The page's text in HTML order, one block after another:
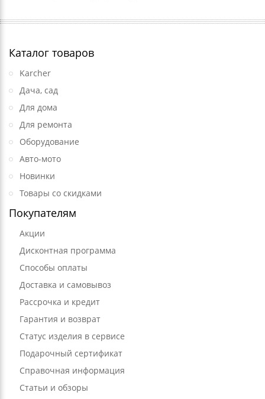
Каталог товаров
Karcher
Дача, сад
Для дома
Для ремонта
Оборудование
Авто-мото
Новинки
Товары со скидками
Покупателям
Акции
Дисконтная программа
Способы оплаты
Доставка и самовывоз
Рассрочка и кредит
Гарантия и возврат
Статус изделия в сервисе
Подарочный сертификат
Справочная информация
Статьи и обзоры